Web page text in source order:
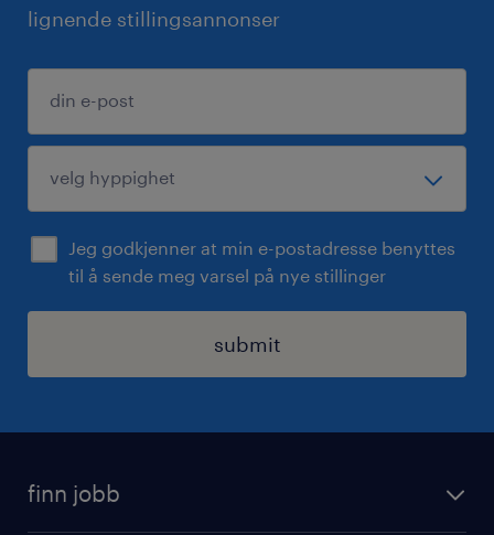
lignende stillingsannonser
Jeg godkjenner at min e-postadresse benyttes
til å sende meg varsel på nye stillinger
submit
finn jobb